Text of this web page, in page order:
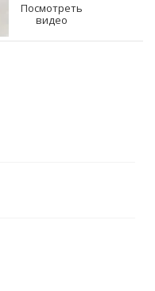
Посмотреть
видео